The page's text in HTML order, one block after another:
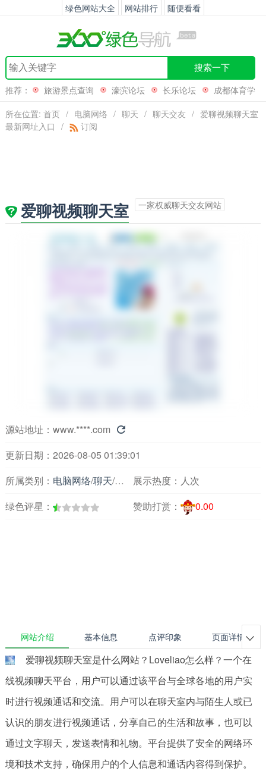
绿色网站大全 网站排行 随便看看
搜索一下
推荐： 旅游景点查询 濠滨论坛 长乐论坛
成都体育学
所在位置: 首页 / 电脑网络 / 聊天 / 聊天交友 / 爱聊视频聊天室
最新网址入口 / 订阅
爱聊视频聊天室 一家权威聊天交友网站
源站地址： www.****.com 
更新日期：2026-08-05 01:39:01
所属类别： 电脑网络/聊天/聊天交友展示热度： 人次
绿色评星：
赞助打赏： 0.00
网站介绍 基本信息 点评印象 页面详情 
爱聊视频聊天室是什么网站？Loveliao怎么样？一个在
线视频聊天平台，用户可以通过该平台与全球各地的用户实
时进行视频通话和交流。用户可以在聊天室内与陌生人或已
认识的朋友进行视频通话，分享自己的生活和故事，也可以
通过文字聊天，发送表情和礼物。平台提供了安全的网络环
境和技术支持，确保用户的个人信息和通话内容得到保护。